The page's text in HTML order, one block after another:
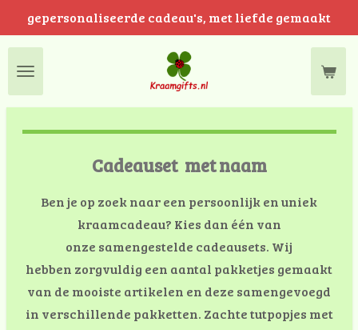
naar
hoofdinhoud
gepersonaliseerde cadeau's, met liefde gemaakt
Cadeauset met naam
Ben je op zoek naar een persoonlijk en uniek
kraamcadeau? Kies dan één van
onze samengestelde cadeausets. Wij
hebben zorgvuldig een aantal pakketjes gemaakt
van de mooiste artikelen en deze samengevoegd
in verschillende pakketten. Zachte tutpopjes met